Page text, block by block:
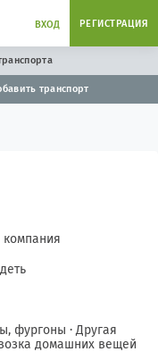
ВХОД РЕГИСТРАЦИЯ
транспорт
компания
фургоны ·Другая
домашних вещей